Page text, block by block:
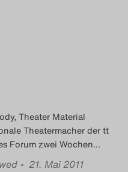
Blog
Theater Material
Theatermacher der tt
Forum zwei Wochen…
• 21. Mai 2011